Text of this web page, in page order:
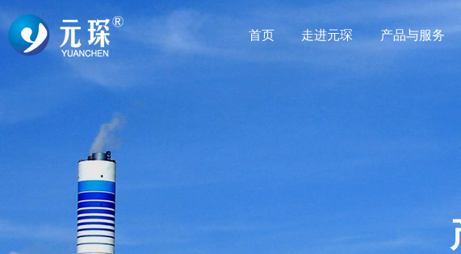
首页 走进元琛 产品与服务